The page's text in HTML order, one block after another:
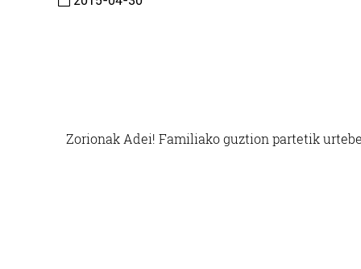
Zorionak Adei! Familiako guztion partetik